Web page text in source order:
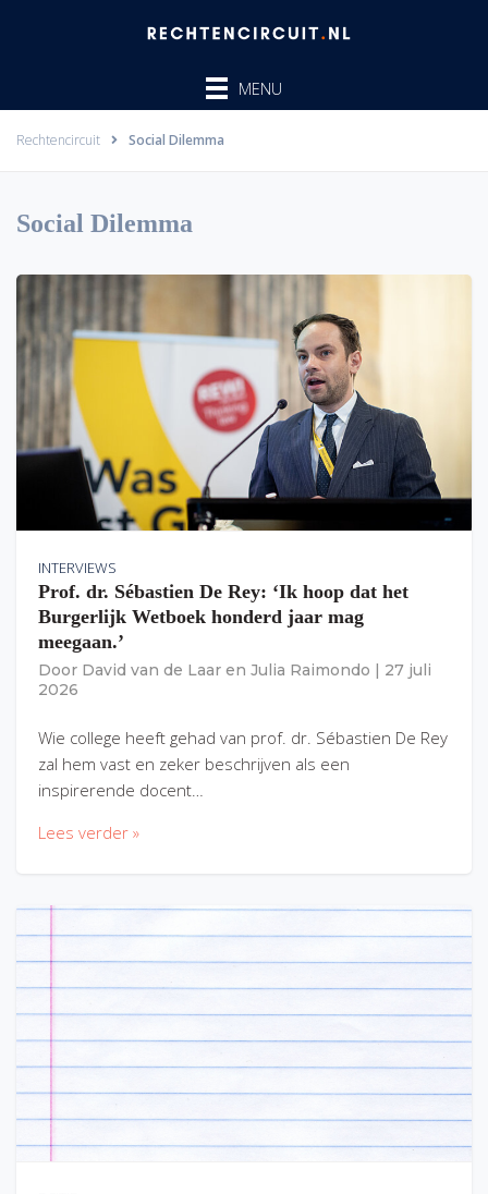
MENU
Rechtencircuit Social Dilemma
Social Dilemma
INTERVIEWS
Prof. dr. Sébastien De Rey: ‘Ik hoop dat het
Burgerlijk Wetboek honderd jaar mag
meegaan.’
Door David van de Laar en Julia Raimondo
27 juli
2026
Wie college heeft gehad van prof. dr. Sébastien De Rey
zal hem vast en zeker beschrijven als een
inspirerende docent…
Lees verder »